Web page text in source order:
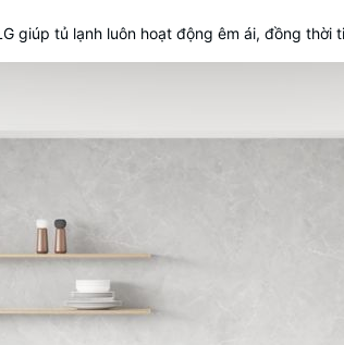
giúp tủ lạnh luôn hoạt động êm ái, đồng thời